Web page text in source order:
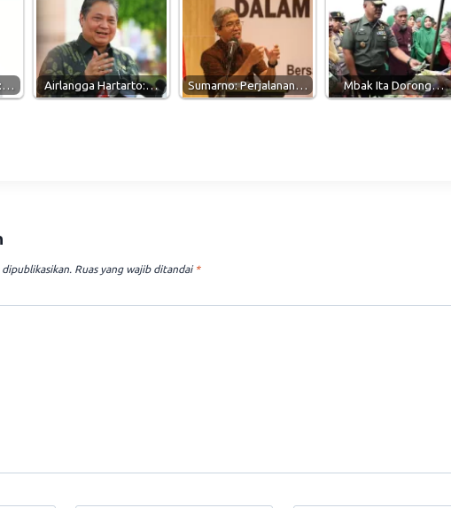
Airlangga Hartarto:… Sumarno: Perjalanan… Mbak Ita Dorong…
Ruas yang wajib ditandai *